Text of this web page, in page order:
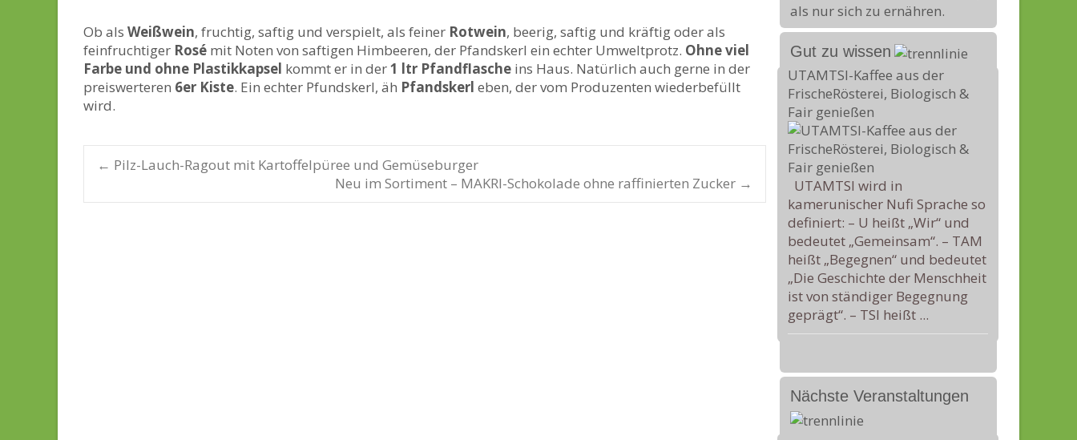
Ob als Weißwein, fruchtig, saftig und verspielt, als feiner Rotwein, beerig, saftig und kräftig oder als
feinfruchtiger Rosé mit Noten von saftigen Himbeeren, der Pfandskerl ein echter Umweltprotz. Ohne viel
Farbe und ohne Plastikkapsel kommt er in der1 ltr Pfandflasche ins Haus. Natürlich auch gerne in der
preiswerteren 6er Kiste. Ein echter Pfundskerl, äh Pfandskerl eben, der vom Produzenten wiederbefüllt
wird.
Post navigation
← Pilz-Lauch-Ragout mit Kartoffelpüree und Gemüseburger
Neu im Sortiment – MAKRI-Schokolade ohne raffinierten Zucker →
als nur sich zu ernähren.
Gut zu wissen
UTAMTSI-Kaffee aus der
FrischeRösterei, Biologisch &
Fair genießen
UTAMTSI wird in
kamerunischer Nufi Sprache so
definiert: – U heißt „Wir“ und
bedeutet „Gemeinsam“. – TAM
heißt „Begegnen“ und bedeutet
„Die Geschichte der Menschheit
ist von ständiger Begegnung
geprägt“. – TSI heißt ...
Nächste Veranstaltungen